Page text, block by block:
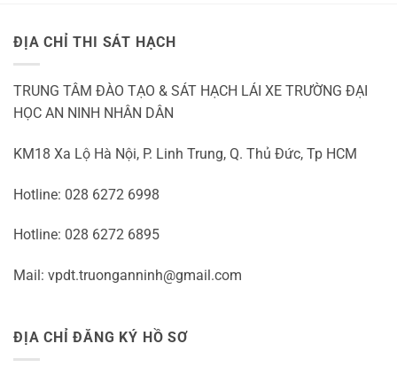
ĐỊA CHỈ THI SÁT HẠCH
TRUNG TÂM ĐÀO TẠO & SÁT HẠCH LÁI XE TRƯỜNG ĐẠI
HỌC AN NINH NHÂN DÂN
KM18 Xa Lộ Hà Nội, P. Linh Trung, Q. Thủ Đức, Tp HCM
Hotline: 028 6272 6998
Hotline: 028 6272 6895
Mail: vpdt.truonganninh@gmail.com
ĐỊA CHỈ ĐĂNG KÝ HỒ SƠ